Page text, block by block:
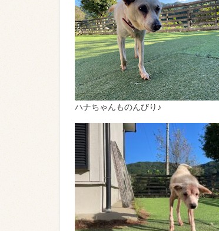
ハナちゃんものんびり♪